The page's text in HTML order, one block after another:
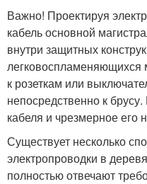
Важно! Проектируя
кабель основной
внутри защитных
к розеткам или
непосредственно к
кабеля и чрезмерное его
Существует несколько
электропроводки в
полностью отвечают